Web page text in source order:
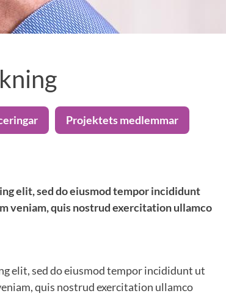
Projektets medlemmar
elit, sed do eiusmod tempor incididunt
veniam, quis nostrud exercitation ullamco
elit, sed do eiusmod tempor incididunt ut
quis nostrud exercitation ullamco